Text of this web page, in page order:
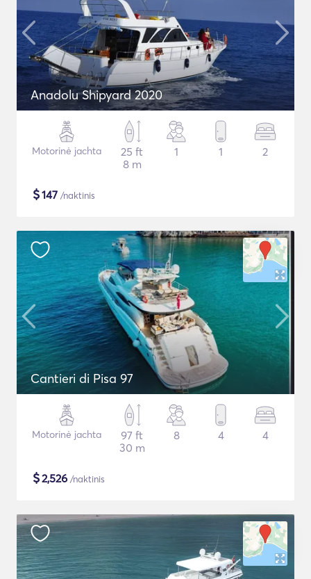
Anadolu Shipyard 2020
Motorinė jachta
25 ft
8 m
1 1 2
$147 /naktinis
Cantieri di Pisa 97
Motorinė jachta
97 ft
30 m
8 4 4
$2,526 /naktinis